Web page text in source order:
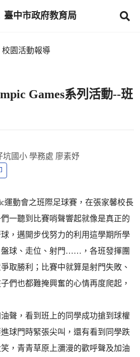
臺中市政府教育局
校園活動報導
Games系列活動--班
坑國小 學務處 廖素妤
動會之班際足球賽，在張家馨校長
一聽到比賽哨聲響起就像是真正的
，邁開步伐努力的利用這學期所學
盤球、走位、射門……，各班發揮團
取勝利；比賽中就算是射門失敗、
們也都難掩興奮的心情再度爬起，
，看到班上的同學成功搶到球權
球門時緊張尖叫，還有看到同學跌
，青青草原上瀰漫的歡呼聲及加油